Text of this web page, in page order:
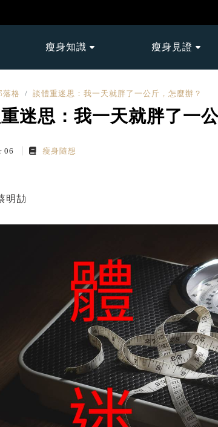
瘦身知識 瘦身見證
落格 談體重迷思：我一天就胖了一公斤，怎麼辦？
迷思：我一天就胖了一
06 瘦身隨想
明劼